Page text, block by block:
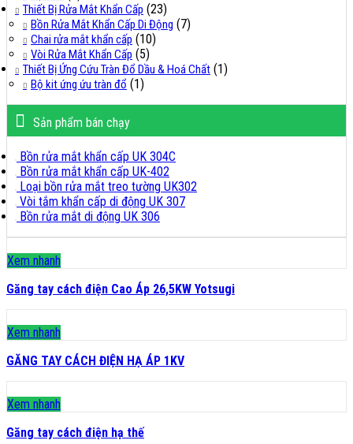
Thiết Bị Rửa Mắt Khẩn Cấp (23)
Bồn Rửa Mắt Khẩn Cấp Di Động (7)
Chai rửa mắt khẩn cấp (10)
Vòi Rửa Mắt Khẩn Cấp (5)
Thiết Bị Ứng Cứu Tràn Đổ Dầu & Hoá Chất (1)
Bộ kit ứng ứu tràn đổ (1)
Sản phẩm bán chạy
Bồn rửa mắt khẩn cấp UK 304C
Bồn rửa mắt khẩn cấp UK-402
Loại bồn rửa mắt treo tường UK302
Vòi tắm khẩn cấp di động UK 307
Bồn rửa mắt di động UK 306
Xem nhanh
Găng tay cách điện Cao Áp 26,5KW Yotsugi
Xem nhanh
GĂNG TAY CÁCH ĐIỆN HẠ ÁP 1KV
Xem nhanh
Găng tay cách điện hạ thế